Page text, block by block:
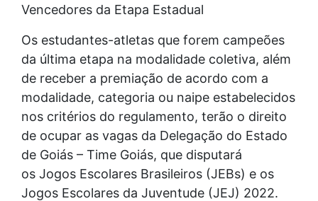
Vencedores da Etapa Estadual
Os estudantes-atletas que forem campeões
da última etapa na modalidade coletiva, além
de receber a premiação de acordo com a
modalidade, categoria ou naipe estabelecidos
nos critérios do regulamento, terão o direito
de ocupar as vagas da Delegação do Estado
de Goiás – Time Goiás, que disputará
os Jogos Escolares Brasileiros (JEBs) e os
Jogos Escolares da Juventude (JEJ) 2022.